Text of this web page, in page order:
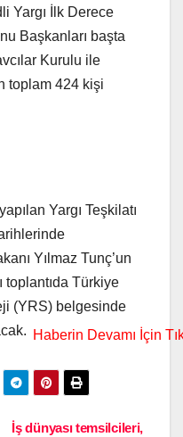
Yargı İlk Derece
Başkanları başta
Kurulu ile
toplam 424 kişi
Yargı Teşkilatı
Yılmaz Tunç’un
toplantıda Türkiye
(YRS) belgesinde
İş dünyası temsilcileri,